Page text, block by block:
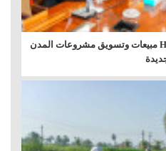
وزيرة الإسكان تتابع مع شركة HDP مبيعات وتسويق مشروعات المدن